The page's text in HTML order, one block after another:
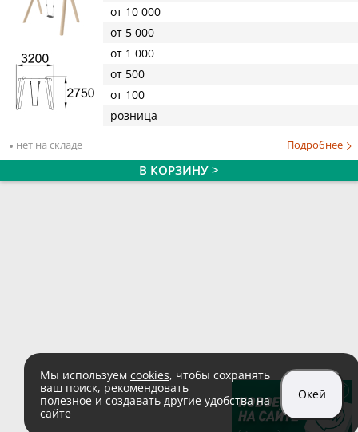
от 10 000
от 5 000
от 1 000
от 500
от 100
розница
нет на складе Подробнее
В КОРЗИНУ >
Мы используем cookies, чтобы сохранять
ваш поиск, рекомендовать
полезное и создавать другие удобства на
сайте
Окей